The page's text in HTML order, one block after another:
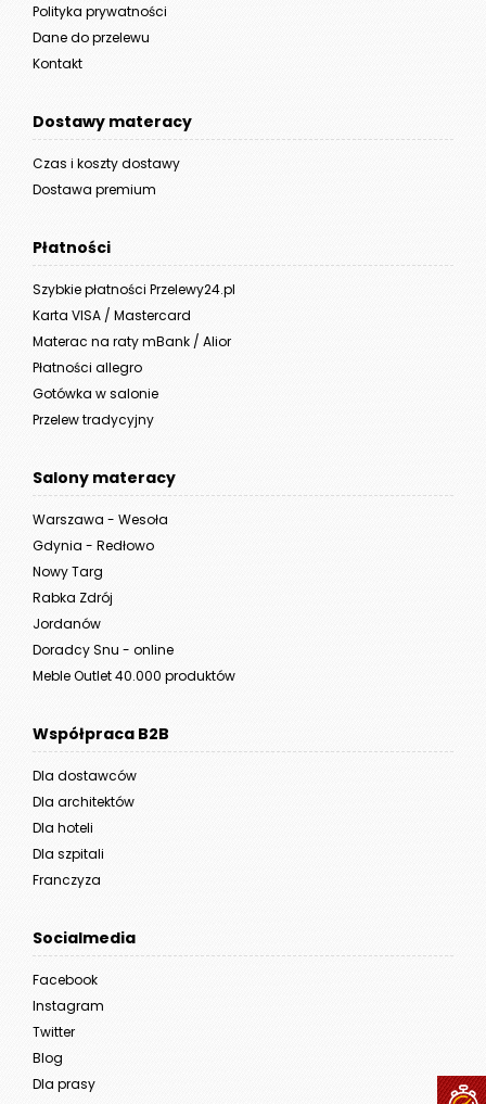
Polityka prywatności
Dane do przelewu
Kontakt
Dostawy materacy
Czas i koszty dostawy
Dostawa premium
Płatności
Szybkie płatności Przelewy24.pl
Karta VISA / Mastercard
Materac na raty mBank / Alior
Płatności allegro
Gotówka w salonie
Przelew tradycyjny
Salony materacy
Warszawa - Wesoła
Gdynia - Redłowo
Nowy Targ
Rabka Zdrój
Jordanów
Doradcy Snu - online
Meble Outlet 40.000 produktów
Współpraca B2B
Dla dostawców
Dla architektów
Dla hoteli
Dla szpitali
Franczyza
Socialmedia
Facebook
Instagram
Twitter
Blog
Dla prasy